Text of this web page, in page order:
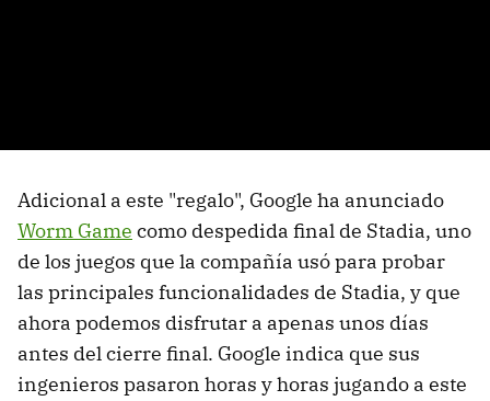
Adicional a este "regalo", Google ha anunciado
Worm Game como despedida final de Stadia, uno
de los juegos que la compañía usó para probar
las principales funcionalidades de Stadia, y que
ahora podemos disfrutar a apenas unos días
antes del cierre final. Google indica que sus
ingenieros pasaron horas y horas jugando a este